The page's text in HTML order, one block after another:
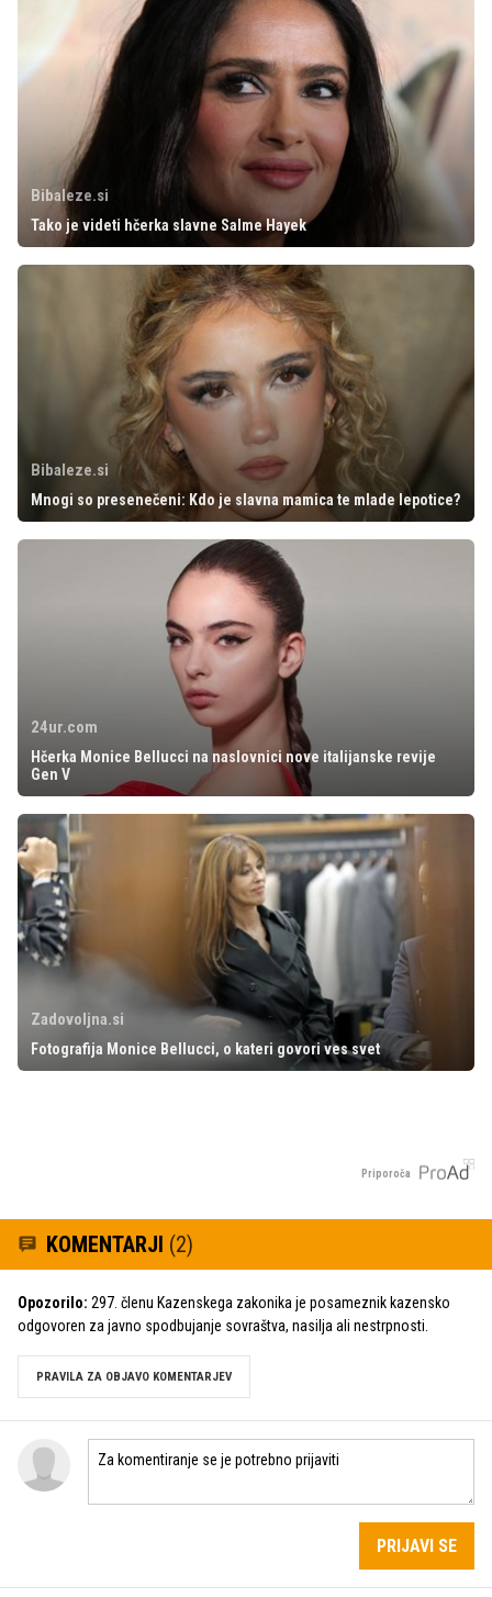
Bibaleze.si
Tako je videti hčerka slavne Salme Hayek
Bibaleze.si
Mnogi so presenečeni: Kdo je slavna mamica te mlade lepotice?
24ur.com
Hčerka Monice Bellucci na naslovnici nove italijanske revije
Gen V
Zadovoljna.si
Fotografija Monice Bellucci, o kateri govori ves svet
Priporoča
KOMENTARJI (2)
Opozorilo: 297. členu Kazenskega zakonika je posameznik kazensko
odgovoren za javno spodbujanje sovraštva, nasilja ali nestrpnosti.
PRAVILA ZA OBJAVO KOMENTARJEV
PRIJAVI SE